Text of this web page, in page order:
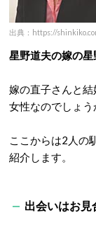
出典：https://
星野道夫の嫁の星
嫁の直子さんと
女性なのでしょう
ここからは2人の
紹介します。
出会いはお見